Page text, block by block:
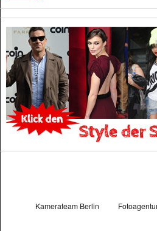
Kamerateam Berlin